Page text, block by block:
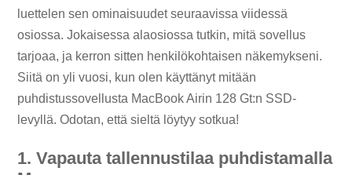
luettelen sen ominaisuudet seuraavissa viidessä
osiossa. Jokaisessa alaosiossa tutkin, mitä sovellus
tarjoaa, ja kerron sitten henkilökohtaisen näkemykseni.
Siitä on yli vuosi, kun olen käyttänyt mitään
puhdistussovellusta MacBook Airin 128 Gt:n SSD-
levyllä. Odotan, että sieltä löytyy sotkua!
1. Vapauta tallennustilaa puhdistamalla